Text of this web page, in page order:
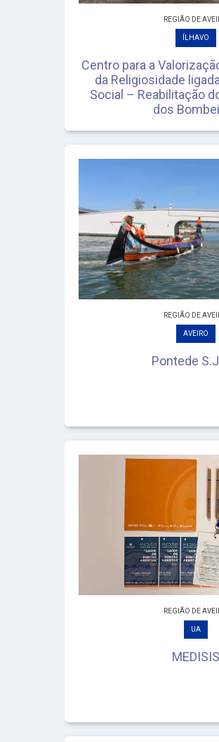
REGIÃO DE
ÍLHAVO
Centro para a
da Religiosidade
Social – Reabilitação
dos
REGIÃO DE
AVEIRO
Pontede
REGIÃO DE
UA
MEDISIS